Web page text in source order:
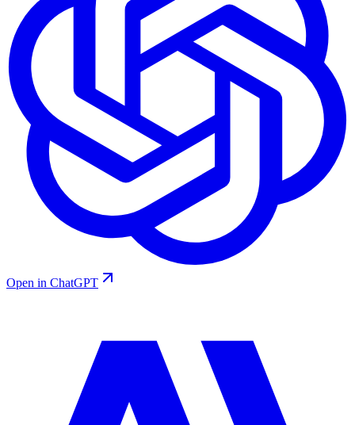
Open in ChatGPT